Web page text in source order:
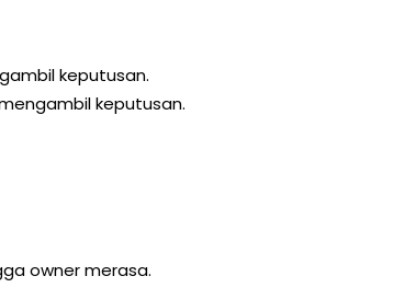
keputusan.
keputusan.
owner merasa.